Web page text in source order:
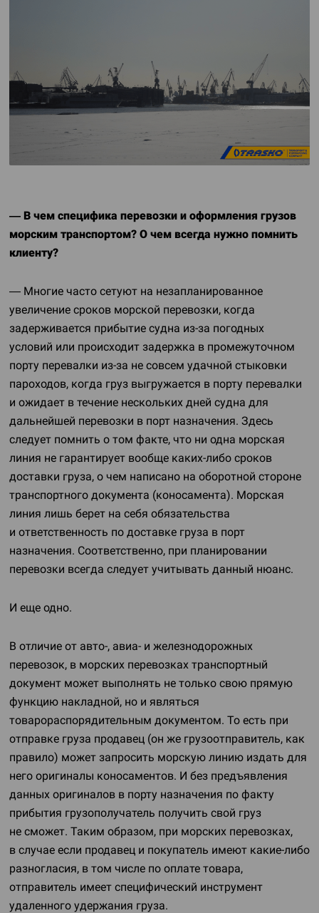
— В чем специфика перевозки и оформления грузов
морским транспортом? О чем всегда нужно помнить
клиенту?
— Многие часто сетуют на незапланированное
увеличение сроков морской перевозки, когда
задерживается прибытие судна из-за погодных
условий или происходит задержка в промежуточном
порту перевалки из-за не совсем удачной стыковки
пароходов, когда груз выгружается в порту перевалки
и ожидает в течение нескольких дней судна для
дальнейшей перевозки в порт назначения. Здесь
следует помнить о том факте, что ни одна морская
линия не гарантирует вообще каких-либо сроков
доставки груза, о чем написано на оборотной стороне
транспортного документа (коносамента). Морская
линия лишь берет на себя обязательства
и ответственность по доставке груза в порт
назначения. Соответственно, при планировании
перевозки всегда следует учитывать данный нюанс.
И еще одно.
В отличие от авто-, авиа- и железнодорожных
перевозок, в морских перевозках транспортный
документ может выполнять не только свою прямую
функцию накладной, но и являться
товарораспорядительным документом. То есть при
отправке груза продавец (он же грузоотправитель, как
правило) может запросить морскую линию издать для
него оригиналы коносаментов. И без предъявления
данных оригиналов в порту назначения по факту
прибытия грузополучатель получить свой груз
не сможет. Таким образом, при морских перевозках,
в случае если продавец и покупатель имеют какие-либо
разногласия, в том числе по оплате товара,
отправитель имеет специфический инструмент
удаленного удержания груза.